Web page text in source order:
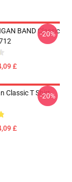
BAND Classic
£
-20%
Classic T Shirt
£
-20%